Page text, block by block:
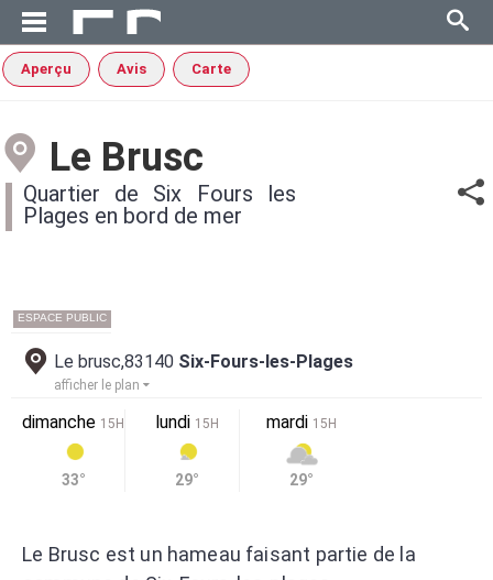
Aperçu Avis Carte
Le Brusc
Quartier de Six Fours les
Plages en bord de mer
ESPACE PUBLIC
Le brusc,83140 Six-Fours-les-Plages
afficher le plan
dimanche 15H
33°
lundi 15H
29°
mardi 15H
29°
Le Brusc est un hameau faisant partie de la